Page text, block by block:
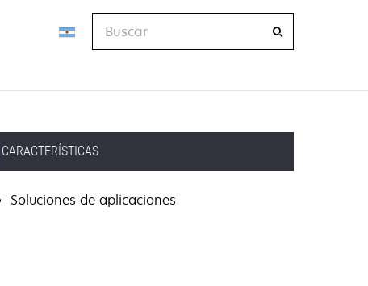
CARACTERÍSTICAS
Soluciones de aplicaciones